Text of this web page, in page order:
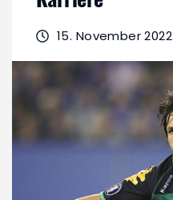
15. November 2022